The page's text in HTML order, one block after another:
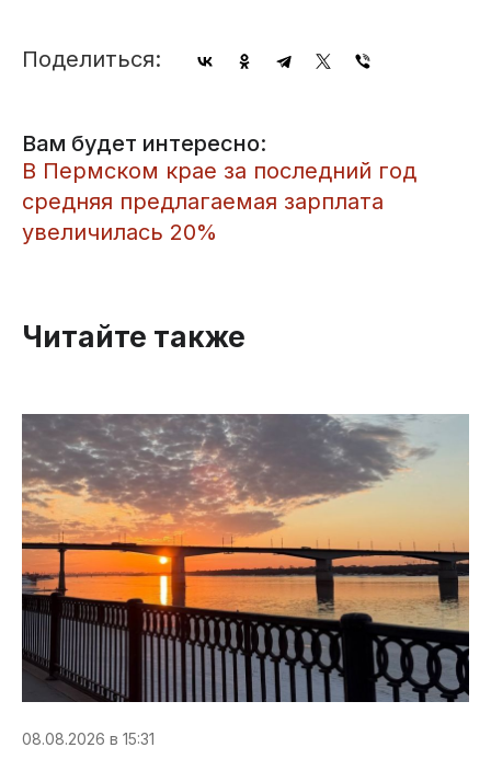
Поделиться:
Вам будет интересно:
​В Пермском крае за последний год
средняя предлагаемая зарплата
увеличилась 20%
Читайте также
08.08.2026 в 15:31